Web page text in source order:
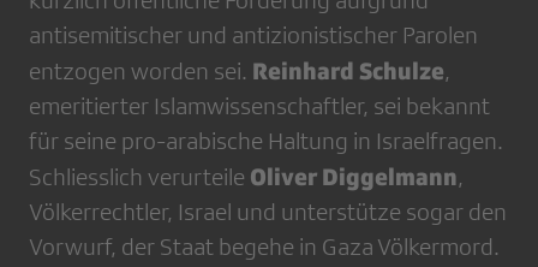
antisemitischer und antizionistischer Parolen
entzogen worden sei. Reinhard Schulze,
emeritierter Islamwissenschaftler, sei bekannt
für seine pro-arabische Haltung in Israelfragen.
Schliesslich verurteile Oliver Diggelmann,
Völkerrechtler, Israel und unterstütze sogar den
Vorwurf, der Staat begehe in Gaza Völkermord.